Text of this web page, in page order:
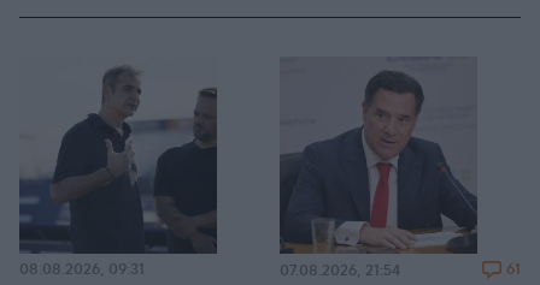
08.08.2026, 09:31 07.08.2026, 21:54 61